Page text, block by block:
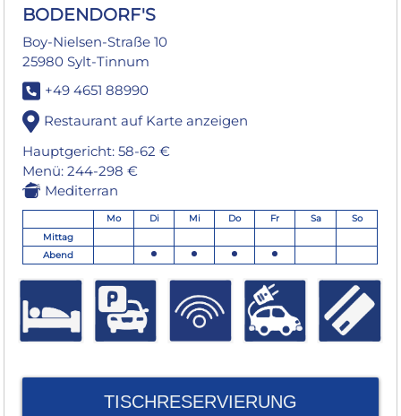
BODENDORF'S
Boy-Nielsen-Straße 10
25980 Sylt-Tinnum
+49 4651 88990
Restaurant auf Karte anzeigen
Hauptgericht: 58-62 €
Menü: 244-298 €
Mediterran
Mo Di Mi Do Fr Sa
So
Mittag
Abend
TISCHRESERVIERUNG